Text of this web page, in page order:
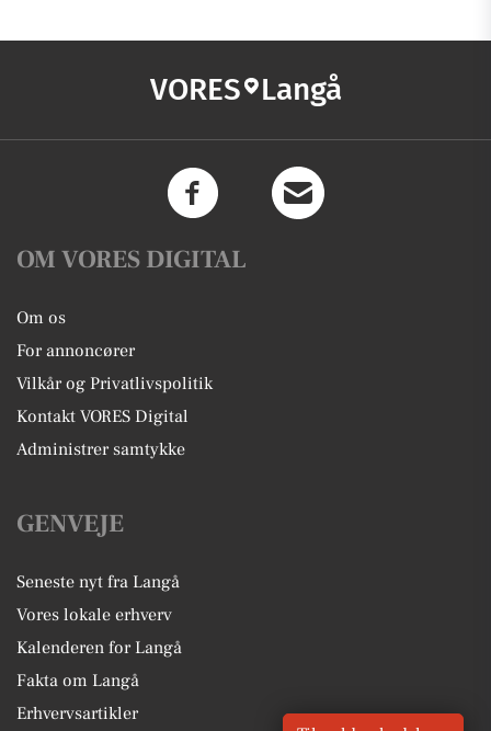
VORES Langå
OM VORES DIGITAL
Om os
For annoncører
Vilkår og Privatlivspolitik
Kontakt VORES Digital
Administrer samtykke
GENVEJE
Seneste nyt fra Langå
Vores lokale erhverv
Kalenderen for Langå
Fakta om Langå
Erhvervsartikler